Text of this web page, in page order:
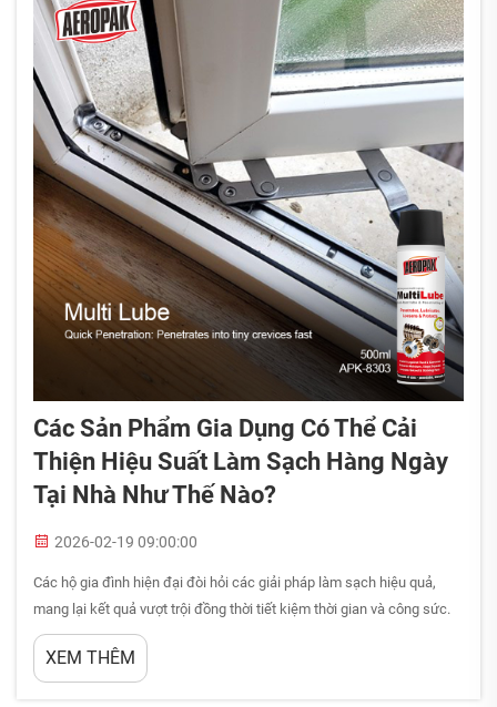
Các Sản Phẩm Gia Dụng Có Thể Cải
Thiện Hiệu Suất Làm Sạch Hàng Ngày
Tại Nhà Như Thế Nào?
2026-02-19 09:00:00
Các hộ gia đình hiện đại đòi hỏi các giải pháp làm sạch hiệu quả,
mang lại kết quả vượt trội đồng thời tiết kiệm thời gian và công sức.
Việc lựa chọn đúng các sản phẩm gia dụng có thể làm thay đổi đáng
kể quy trình làm sạch hàng ngày của bạn, giúp quy trình này trở nên
XEM THÊM